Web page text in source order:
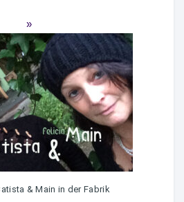
& Main in der Fabrik